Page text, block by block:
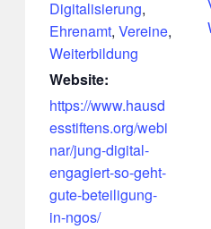
Digitalisierung,
Ehrenamt, Vereine,
Weiterbildung
Website:
https://www.hausd
esstiftens.org/webi
nar/jung-digital-
engagiert-so-geht-
gute-beteiligung-
in-ngos/